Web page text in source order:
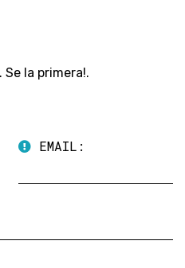
la primera!.
EMAIL: